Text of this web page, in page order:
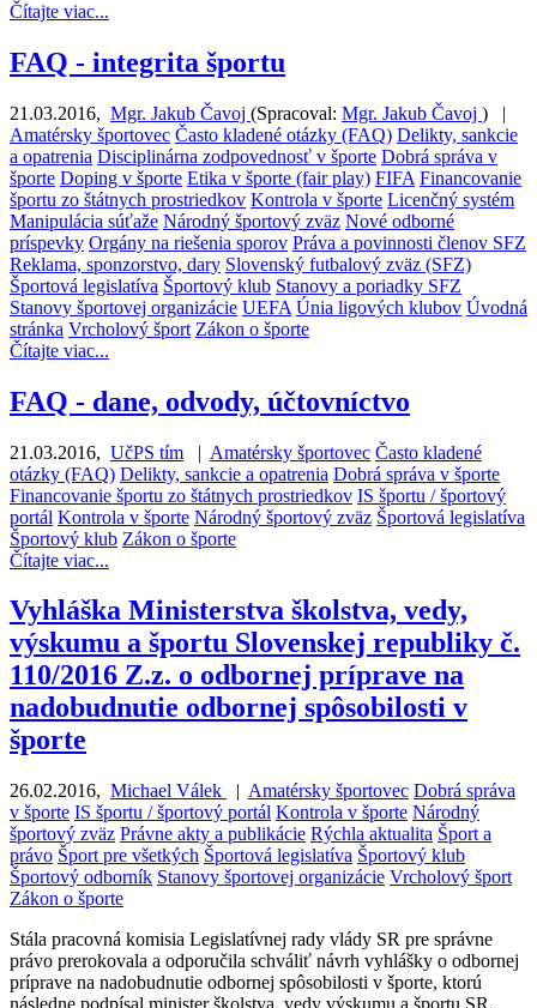
Čítajte viac...
FAQ - integrita športu
21.03.2016, Mgr. Jakub Čavoj (Spracoval: Mgr. Jakub Čavoj ) |
Amatérsky športovec Často kladené otázky (FAQ) Delikty, sankcie
a opatrenia Disciplinárna zodpovednosť v športe Dobrá správa v
športe Doping v športe Etika v športe (fair play) FIFA Financovanie
športu zo štátnych prostriedkov Kontrola v športe Licenčný systém
Manipulácia súťaže Národný športový zväz Nové odborné
príspevky Orgány na riešenia sporov Práva a povinnosti členov SFZ
Reklama, sponzorstvo, dary Slovenský futbalový zväz (SFZ)
Športová legislatíva Športový klub Stanovy a poriadky SFZ
Stanovy športovej organizácie UEFA Únia ligových klubov Úvodná
stránka Vrcholový šport Zákon o športe
Čítajte viac...
FAQ - dane, odvody, účtovníctvo
21.03.2016, UčPS tím | Amatérsky športovec Často kladené
otázky (FAQ) Delikty, sankcie a opatrenia Dobrá správa v športe
Financovanie športu zo štátnych prostriedkov IS športu / športový
portál Kontrola v športe Národný športový zväz Športová legislatíva
Športový klub Zákon o športe
Čítajte viac...
Vyhláška Ministerstva školstva, vedy,
výskumu a športu Slovenskej republiky č.
110/2016 Z.z. o odbornej príprave na
nadobudnutie odbornej spôsobilosti v
športe
26.02.2016, Michael Válek | Amatérsky športovec Dobrá správa
v športe IS športu / športový portál Kontrola v športe Národný
športový zväz Právne akty a publikácie Rýchla aktualita Šport a
právo Šport pre všetkých Športová legislatíva Športový klub
Športový odborník Stanovy športovej organizácie Vrcholový šport
Zákon o športe
Stála pracovná komisia Legislatívnej rady vlády SR pre správne
právo prerokovala a odporučila schváliť návrh vyhlášky o odbornej
príprave na nadobudnutie odbornej spôsobilosti v športe, ktorú